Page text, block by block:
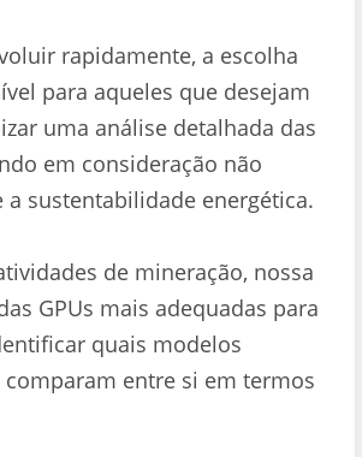
rapidamente, a escolha
para aqueles que desejam
uma análise detalhada das
em consideração não
sustentabilidade energética.
de mineração, nossa
GPUs mais adequadas para
quais modelos
entre si em termos